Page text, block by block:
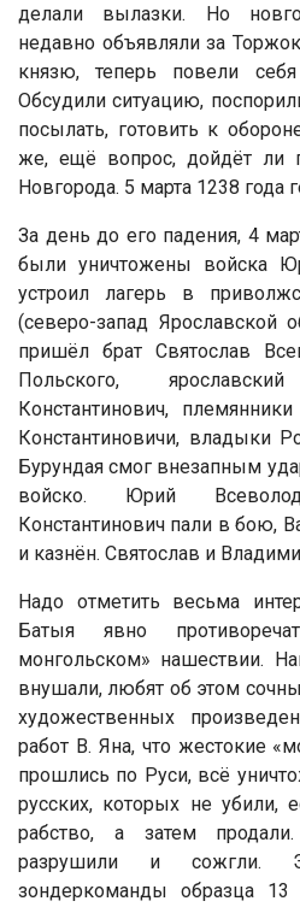
делали вылазки. Но
недавно объявляли за
князю, теперь повели
Обсудили ситуацию,
посылать, готовить к
же, ещё вопрос, дойдёт ли
Новгорода. 5 марта 1238 года
За день до его падения, 4
были уничтожены войска
устроил лагерь в
(северо-запад Ярославской
пришёл брат Святослав
Польского,
Константинович,
Константиновичи, владыки
Бурундая смог внезапным
войско. Юрий
Константинович пали в бою,
и казнён. Святослав и
Надо отметить весьма
Батыя явно
монгольском» нашествии.
внушали, любят об этом
художественных
работ В. Яна, что жестокие
прошлись по Руси, всё
русских, которых не убили,
рабство, а затем
разрушили и сожгли.
зондеркоманды образца 13